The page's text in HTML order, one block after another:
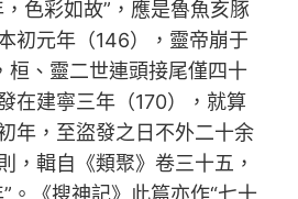
色彩如故”，應是魯魚亥豚
初元年（146），靈帝崩于
桓、靈二世連頭接尾僅四十
在建寧三年（170），就算
年，至盜發之日不外二十余
，輯自《類聚》卷三十五，